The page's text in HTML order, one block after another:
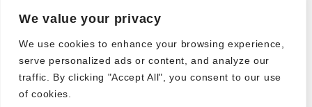
We value your privacy
We use cookies to enhance your browsing experience,
serve personalized ads or content, and analyze our
traffic. By clicking "Accept All", you consent to our use
of cookies.